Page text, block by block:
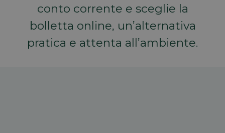
conto corrente e sceglie la
bolletta online, un’alternativa
pratica e attenta all’ambiente.